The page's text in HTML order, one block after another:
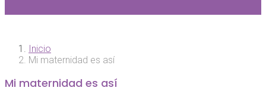
Inicio
Mi maternidad es así
Mi maternidad es así